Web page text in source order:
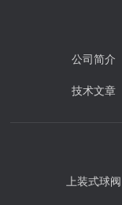
公司简介
技术文章
上装式球阀